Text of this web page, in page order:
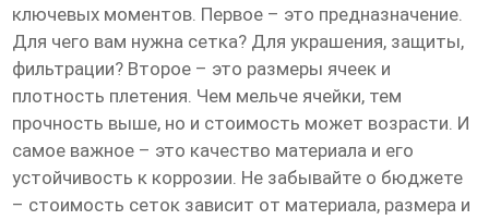
ключевых моментов. Первое – это предназначение.
Для чего вам нужна сетка? Для украшения, защиты,
фильтрации? Второе – это размеры ячеек и
плотность плетения. Чем мельче ячейки, тем
прочность выше, но и стоимость может возрасти. И
самое важное – это качество материала и его
устойчивость к коррозии. Не забывайте о бюджете
– стоимость сеток зависит от материала, размера и